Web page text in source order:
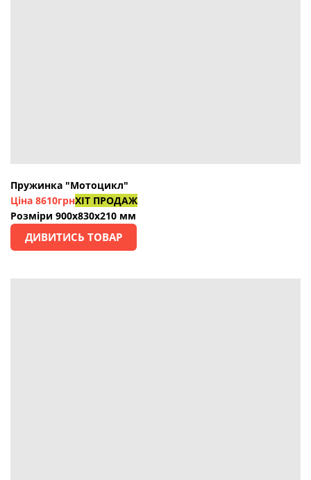
Пружинка "Мотоцикл"
Ціна 8610грнХІТ ПРОДАЖ
Розміри 900х830х210 мм
ДИВИТИСЬ ТОВАР